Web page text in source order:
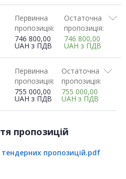
Первинна
пропозиція:
746 800,00
UAH з ПДВ
Остаточна
пропозиція:
746 800,00
UAH з ПДВ
Первинна
пропозиція:
755 000,00
UAH з ПДВ
Остаточна
пропозиція:
755 000,00
UAH з ПДВ
пропозицій
пропозицій.pdf